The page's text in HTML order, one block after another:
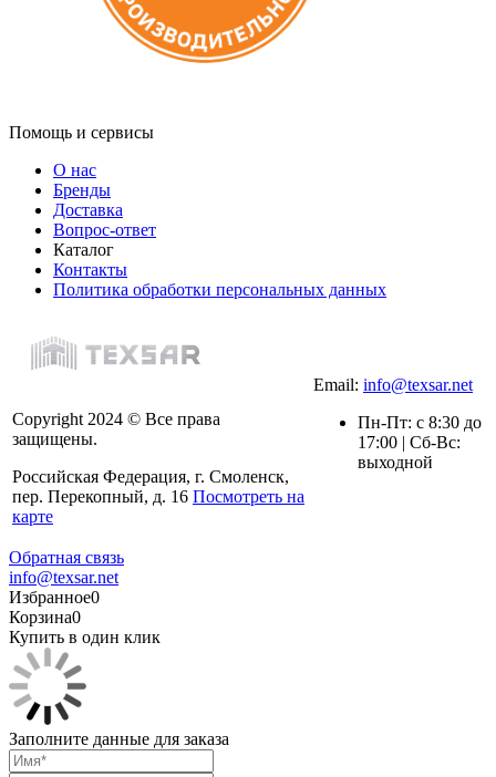
Помощь и сервисы
О нас
Бренды
Доставка
Вопрос-ответ
Каталог
Контакты
Политика обработки персональных данных
Copyright 2024 © Все права
защищены.
Российская Федерация, г. Смоленск,
пер. Перекопный, д. 16 Посмотреть на
карте
Email: info@texsar.net
Пн-Пт: с 8:30 до
17:00 | Сб-Вс:
выходной
Обратная связь
info@texsar.net
Избранное0
Корзина0
Купить в один клик
Заполните данные для заказа